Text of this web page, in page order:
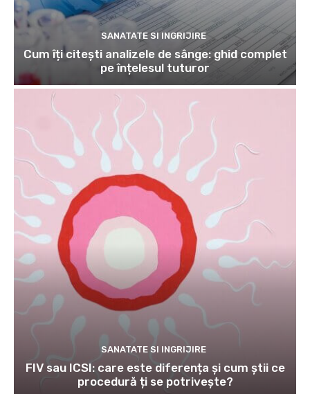
SANATATE SI INGRIJIRE
Cum îți citești analizele de sânge: ghid complet
pe înțelesul tuturor
SANATATE SI INGRIJIRE
FIV sau ICSI: care este diferența și cum știi ce
procedură ți se potrivește?